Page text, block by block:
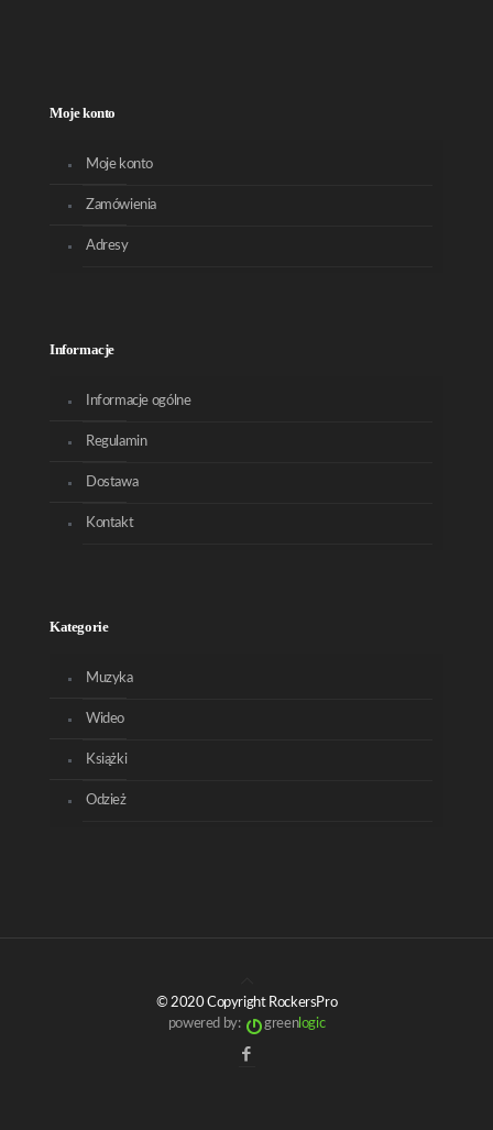
Moje konto
Moje konto
Zamówienia
Adresy
Informacje
Informacje ogólne
Regulamin
Dostawa
Kontakt
Kategorie
Muzyka
Wideo
Książki
Odzież
© 2020 Copyright RockersPro
powered by:
greenlogic